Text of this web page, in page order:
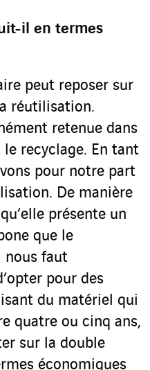
il en termes
peut reposer sur
réutilisation.
retenue dans
recyclage. En tant
pour notre part
De manière
présente un
que le
nous faut
pour des
du matériel qui
quatre ou cinq ans,
sur la double
économiques